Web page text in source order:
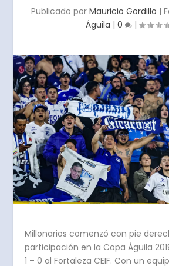
Publicado por Mauricio Gordillo |
Águila | 0 |
Millonarios comenzó con pie
participación en la Copa Águila
1 – 0 al Fortaleza CEIF. Con un